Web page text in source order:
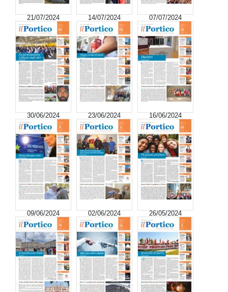
21/07/2024 14/07/2024 07/07/2024
30/06/2024 23/06/2024 16/06/2024
09/06/2024 02/06/2024 26/05/2024